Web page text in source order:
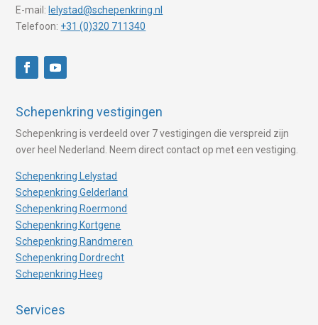
E-mail: lelystad@schepenkring.nl
Telefoon: +31 (0)320 711340
Schepenkring vestigingen
Schepenkring is verdeeld over 7 vestigingen die verspreid zijn
over heel Nederland. Neem direct contact op met een vestiging.
Schepenkring Lelystad
Schepenkring Gelderland
Schepenkring Roermond
Schepenkring Kortgene
Schepenkring Randmeren
Schepenkring Dordrecht
Schepenkring Heeg
Services